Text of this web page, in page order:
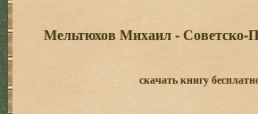
Мельтюхов Михаил - Советско-
скачать книгу